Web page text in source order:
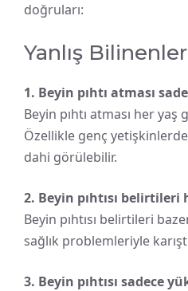
doğruları:
Yanlış Bilinenler
1. Beyin pıhtı atması
Beyin pıhtı atması her
Özellikle genç
dahi görülebilir.
2. Beyin pıhtısı
Beyin pıhtısı belirtileri
sağlık problemleriyle
3. Beyin pıhtısı sadece